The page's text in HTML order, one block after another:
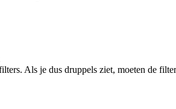
Als je dus druppels ziet, moeten de